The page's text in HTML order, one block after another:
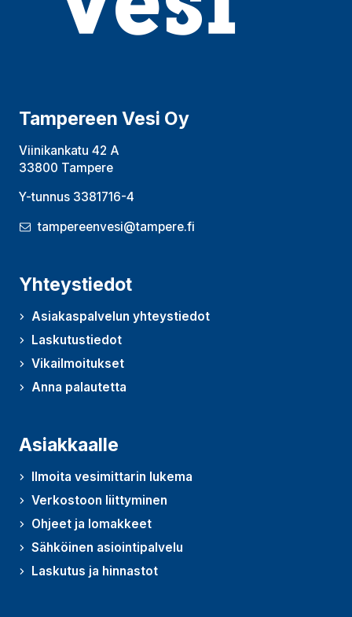
Tampereen Vesi Oy
Viinikankatu 42 A
33800 Tampere
Y-tunnus 3381716-4
tampereenvesi@tampere.fi
Yhteystiedot
Asiakaspalvelun yhteystiedot
Laskutustiedot
Vikailmoitukset
Anna palautetta
(Avautuu uudessa ikkunassa)
Asiakkaalle
Ilmoita vesimittarin lukema
Verkostoon liittyminen
Ohjeet ja lomakkeet
Sähköinen asiointipalvelu
Laskutus ja hinnastot